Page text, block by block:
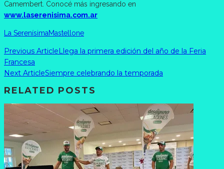
Camembert. Conocé más ingresando en
www.laserenisima.com.ar
La SerenísimaMastellone
Previous ArticleLlega la primera edición del año de la Feria
Francesa
Next ArticleSiempre celebrando la temporada
RELATED POSTS